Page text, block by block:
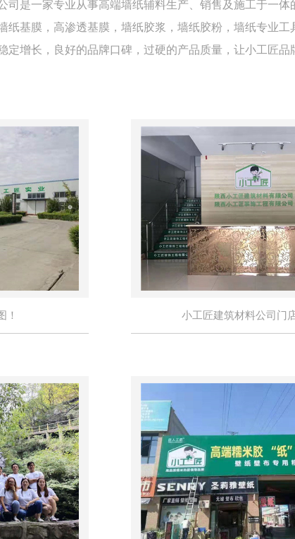
司是一家专业从事高端墙纸辅料生产、销售及施工于一
纸基膜，高渗透基膜，墙纸胶浆，墙纸胶粉，墙纸专业
定增长，良好的品牌口碑，过硬的产品质量，让小工匠
！ 小工匠建筑材料公司门